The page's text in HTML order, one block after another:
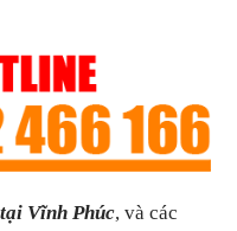
Vĩnh Phúc, và các